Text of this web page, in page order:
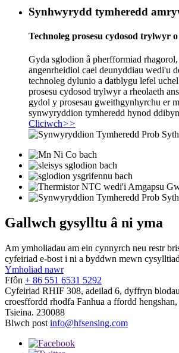
Synhwyrydd tymheredd
Technoleg prosesu cydosod trylwyr
Gyda sglodion â pherfformiad
angenrheidiol cael deunyddiau wedi'u
technoleg dylunio a datblygu lefel
prosesu cydosod trylwyr a rheolaeth
gydol y prosesau gweithgynhyrchu er
synwyryddion tymheredd hynod
Cliciwch>>
Gallwch gysylltu â ni yma
Am ymholiadau am ein cynnyrch neu restr
cyfeiriad e-bost i ni a byddwn mewn
Ymholiad nawr
Ffôn + 86 551 6531 5292
Cyfeiriad RHIF 308, adeilad 6, dyffryn
croesffordd rhodfa Fanhua a ffordd
Tsieina. 230088
Blwch post info@hfsensing.com